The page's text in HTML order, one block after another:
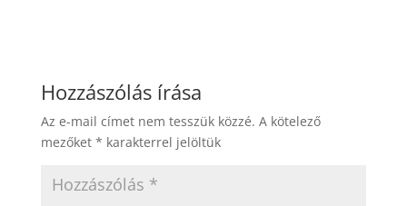
Hozzászólás írása
Az e-mail címet nem tesszük közzé. A kötelező
mezőket * karakterrel jelöltük